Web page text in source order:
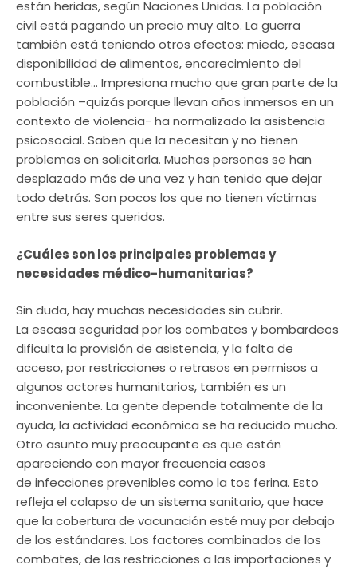
están heridas, según Naciones Unidas. La población
civil está pagando un precio muy alto. La guerra
también está teniendo otros efectos: miedo, escasa
disponibilidad de alimentos, encarecimiento del
combustible… Impresiona mucho que gran parte de la
población –quizás porque llevan años inmersos en un
contexto de violencia- ha normalizado la asistencia
psicosocial. Saben que la necesitan y no tienen
problemas en solicitarla. Muchas personas se han
desplazado más de una vez y han tenido que dejar
todo detrás. Son pocos los que no tienen víctimas
entre sus seres queridos.
¿Cuáles son los principales problemas y
necesidades médico-humanitarias?
Sin duda, hay muchas necesidades sin cubrir.
La escasa seguridad por los combates y bombardeos
dificulta la provisión de asistencia, y la falta de
acceso, por restricciones o retrasos en permisos a
algunos actores humanitarios, también es un
inconveniente. La gente depende totalmente de la
ayuda, la actividad económica se ha reducido mucho.
Otro asunto muy preocupante es que están
apareciendo con mayor frecuencia casos
de infecciones prevenibles como la tos ferina. Esto
refleja el colapso de un sistema sanitario, que hace
que la cobertura de vacunación esté muy por debajo
de los estándares. Los factores combinados de los
combates, de las restricciones a las importaciones y